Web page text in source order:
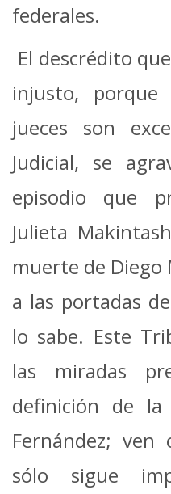
federales.
El descrédito
injusto,
jueces son
Judicial, se
episodio que
Julieta
muerte de Diego
a las portadas
lo sabe. Este
las miradas
definición de
Fernández;
sólo sigue